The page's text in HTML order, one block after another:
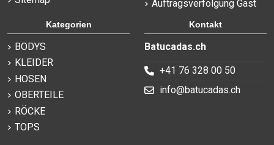
Auftragsverfolgung Gast
Kategorien
BODYS
KLEIDER
HOSEN
OBERTEILE
RÖCKE
TOPS
Kontakt
Batucadas.ch
+41 76 328 00 50
info@batucadas.ch